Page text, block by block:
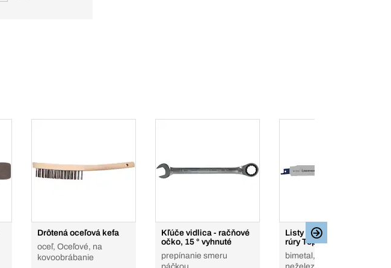
Drôtená oceľová kefa
oceľ, Oceľové, na
kovoobrábanie
Kľúče vidlica - račňové
očko, 15 ° vyhnuté
prepínanie smeru
Listy do píly, na kovové
rúry Top
bimetal, 1.25 mm, oceľ,